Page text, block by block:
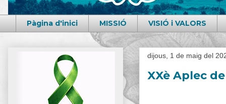
Pàgina d'inici MISSIÓ VISIÓ i VALORS
dijous, 1 de maig del
XXè Aplec